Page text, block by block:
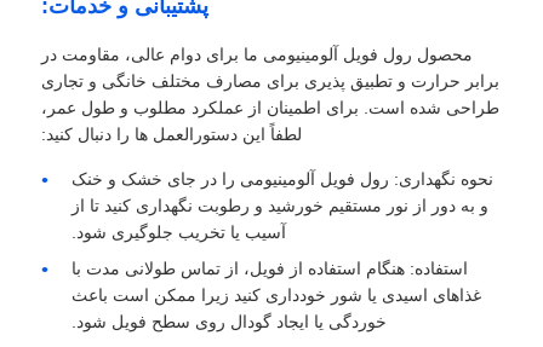
پشتیبانی و خدمات:
محصول رول فویل آلومینیومی ما برای دوام عالی، مقاومت در
برابر حرارت و تطبیق پذیری برای مصارف مختلف خانگی و تجاری
طراحی شده است. برای اطمینان از عملکرد مطلوب و طول عمر،
لطفاً این دستورالعمل ها را دنبال کنید:
نحوه نگهداری: رول فویل آلومینیومی را در جای خشک و خنک
و به دور از نور مستقیم خورشید و رطوبت نگهداری کنید تا از
آسیب یا تخریب جلوگیری شود.
استفاده: هنگام استفاده از فویل، از تماس طولانی مدت با
غذاهای اسیدی یا شور خودداری کنید زیرا ممکن است باعث
خوردگی یا ایجاد گودال روی سطح فویل شود.